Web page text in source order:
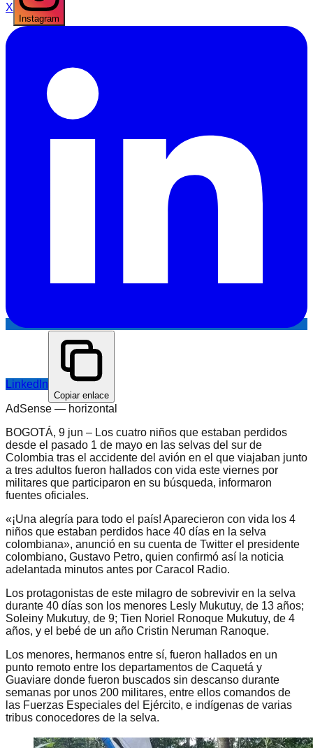
X
Instagram
LinkedIn
Copiar enlace
AdSense — horizontal
BOGOTÁ, 9 jun – Los cuatro niños que estaban perdidos
desde el pasado 1 de mayo en las selvas del sur de
Colombia tras el accidente del avión en el que viajaban junto
a tres adultos fueron hallados con vida este viernes por
militares que participaron en su búsqueda, informaron
fuentes oficiales.
«¡Una alegría para todo el país! Aparecieron con vida los 4
niños que estaban perdidos hace 40 días en la selva
colombiana», anunció en su cuenta de Twitter el presidente
colombiano, Gustavo Petro, quien confirmó así la noticia
adelantada minutos antes por Caracol Radio.
Los protagonistas de este milagro de sobrevivir en la selva
durante 40 días son los menores Lesly Mukutuy, de 13 años;
Soleiny Mukutuy, de 9; Tien Noriel Ronoque Mukutuy, de 4
años, y el bebé de un año Cristin Neruman Ranoque.
Los menores, hermanos entre sí, fueron hallados en un
punto remoto entre los departamentos de Caquetá y
Guaviare donde fueron buscados sin descanso durante
semanas por unos 200 militares, entre ellos comandos de
las Fuerzas Especiales del Ejército, e indígenas de varias
tribus conocedores de la selva.